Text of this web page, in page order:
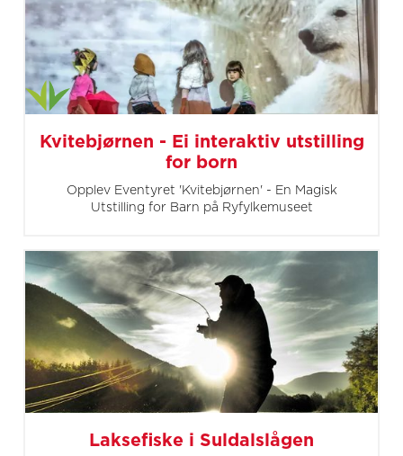
Kvitebjørnen - Ei interaktiv utstilling
for born
Opplev Eventyret 'Kvitebjørnen' - En Magisk
Utstilling for Barn på Ryfylkemuseet
Laksefiske i Suldalslågen